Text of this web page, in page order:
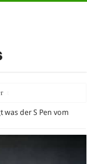
was der S Pen vom